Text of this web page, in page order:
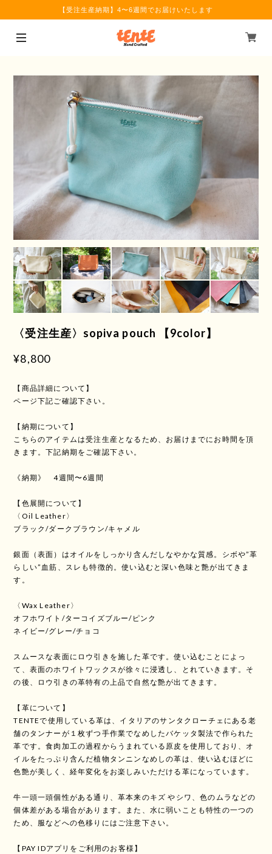
【受注生産納期】4〜6週間でお届けいたします
〈受注生産〉sopiva pouch 【9color】
¥8,800
【商品詳細について】
ページ下記ご確認下さい。
【納期について】
こちらのアイテムは受注生産となるため、お届けまでにお時間を頂
きます。下記納期をご確認下さい。
《納期》 4週間〜6週間
【色展開について】
〈Oil Leather〉
ブラック/ダークブラウン/キャメル
銀面（表面）はオイルをしっかり含んだしなやかな質感。シボや”革
らしい”血筋、スレも特徴的。使い込むと深い色味と艶が出てきま
す。
〈Wax Leather〉
オフホワイト/ターコイズブルー/ピンク
ネイビー/グレー/チョコ
スムースな表面にロウ引きを施した革です。使い込むことによっ
て、表面のホワイトワックスが徐々に浸透し、とれていきます。そ
の後、ロウ引きの革特有の上品で自然な艶が出てきます。
【革について】
TENTEで使用している革は、イタリアのサンタクローチェにある老
舗のタンナーが１枚ずつ手作業でなめしたバケッタ製法で作られた
革です。食肉加工の過程からうまれている原皮を使用しており、オ
イルをたっぷり含んだ植物タンニンなめしの革は、使い込むほどに
色艶が美しく、経年変化をお楽しみいただける革になっています。
牛一頭一頭個性がある通り、革本来のキズ やシワ、色のムラなどの
個体差がある場合があります。また、水に弱いことも特性の一つの
ため、服などへの色移りにはご注意下さい。
【PAY IDアプリをご利用のお客様】